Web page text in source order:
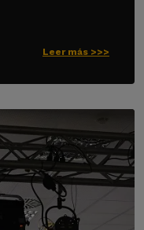
Leer más >>>